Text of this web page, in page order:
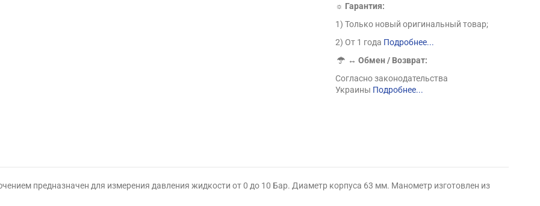
☼ Гарантия:
1) Только новый оригинальный товар;
2) От 1 года Подробнее...
↔Обмен / Возврат:
Согласно законодательства
Украины Подробнее...
предназначен для измерения давления жидкости от 0 до 10 Бар. Диаметр корпуса 63 мм. Манометр изготовлен из